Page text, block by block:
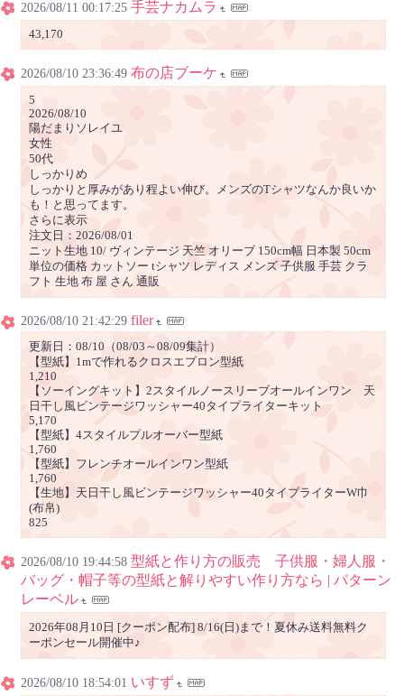
2026/08/11 00:17:25 手芸ナカムラ
43,170
2026/08/10 23:36:49 布の店ブーケ
5
2026/08/10
陽だまりソレイユ
女性
50代
しっかりめ
しっかりと厚みがあり程よい伸び。メンズのTシャツなんか良いか
も！と思ってます。
さらに表示
注文日：2026/08/01
ニット生地 10/ ヴィンテージ 天竺 オリーブ 150cm幅 日本製 50cm
単位の価格 カットソー tシャツ レディス メンズ 子供服 手芸 クラ
フト 生地 布 屋 さん 通販
2026/08/10 21:42:29 filer
更新日：08/10（08/03～08/09集計）
【型紙】1mで作れるクロスエプロン型紙
1,210
【ソーイングキット】2スタイルノースリーブオールインワン 天
日干し風ビンテージワッシャー40タイプライターキット
5,170
【型紙】4スタイルプルオーバー型紙
1,760
【型紙】フレンチオールインワン型紙
1,760
【生地】天日干し風ビンテージワッシャー40タイプライターW巾
(布帛)
825
2026/08/10 19:44:58 型紙と作り方の販売 子供服・婦人服・
バッグ・帽子等の型紙と解りやすい作り方なら | パターン
レーベル
2026年08月10日 [クーポン配布] 8/16(日)まで！夏休み送料無料ク
ーポンセール開催中♪
2026/08/10 18:54:01 いすず